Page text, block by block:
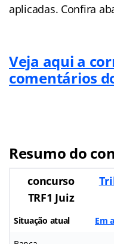
aplicadas. Confira
Veja aqui a
comentários
Resumo do
concurso
TRF1 Juiz
Situação atual Em